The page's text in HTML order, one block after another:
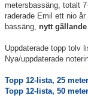
Våra tävlingar
metersbassäng, totalt
raderade Emil ett nio
bassäng, nytt
Uppdaterade topp tolv
Nya/uppdaterade
Topp 12-lista, 25 meter
Topp 12-lista, 50 meter